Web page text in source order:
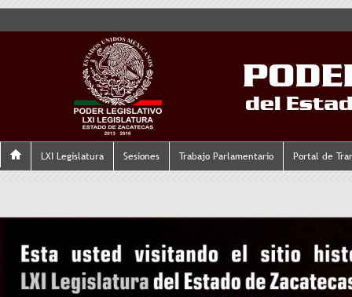
LXI Legislatura Sesiones Trabajo Parlamentario Portal de